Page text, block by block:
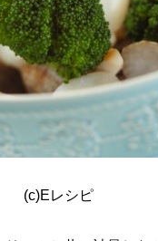
(c)Eレシピ